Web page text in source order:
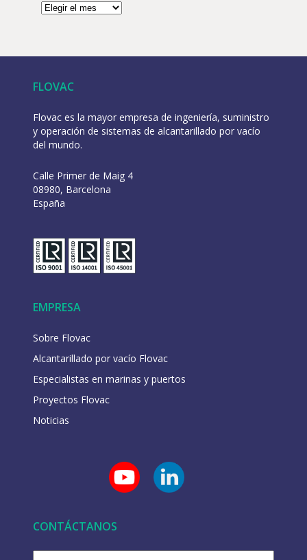
FLOVAC
Flovac es la mayor empresa de ingeniería, suministro
y operación de sistemas de alcantarillado por vacío
del mundo.
Calle Primer de Maig 4
08980, Barcelona
España
EMPRESA
Sobre Flovac
Alcantarillado por vacío Flovac
Especialistas en marinas y puertos
Proyectos Flovac
Noticias
CONTÁCTANOS